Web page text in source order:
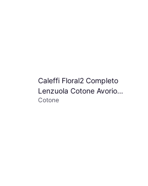
Caleffi Floral2 Completo
Lenzuola Cotone Avorio
Matrimoniale 1003626
Cotone